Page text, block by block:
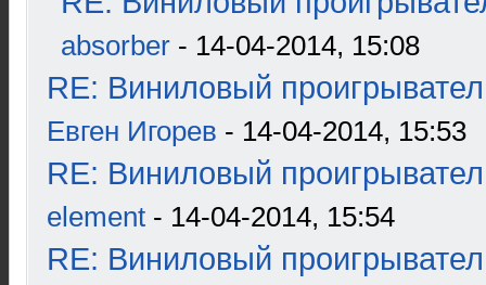
absorber - 14-04-2014, 15:08
RE: Виниловый
Евген Игорев - 14-04-2014, 15:53
RE: Виниловый
element - 14-04-2014, 15:54
RE: Виниловый